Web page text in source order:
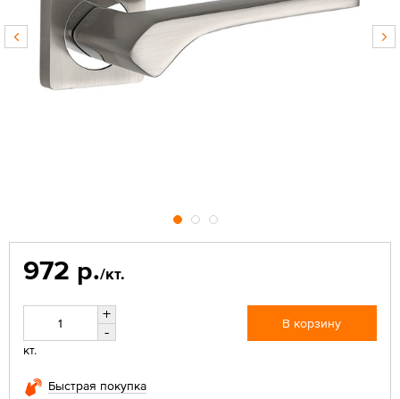
972 р./кт.
+
-
кт.
В корзину
Быстрая покупка